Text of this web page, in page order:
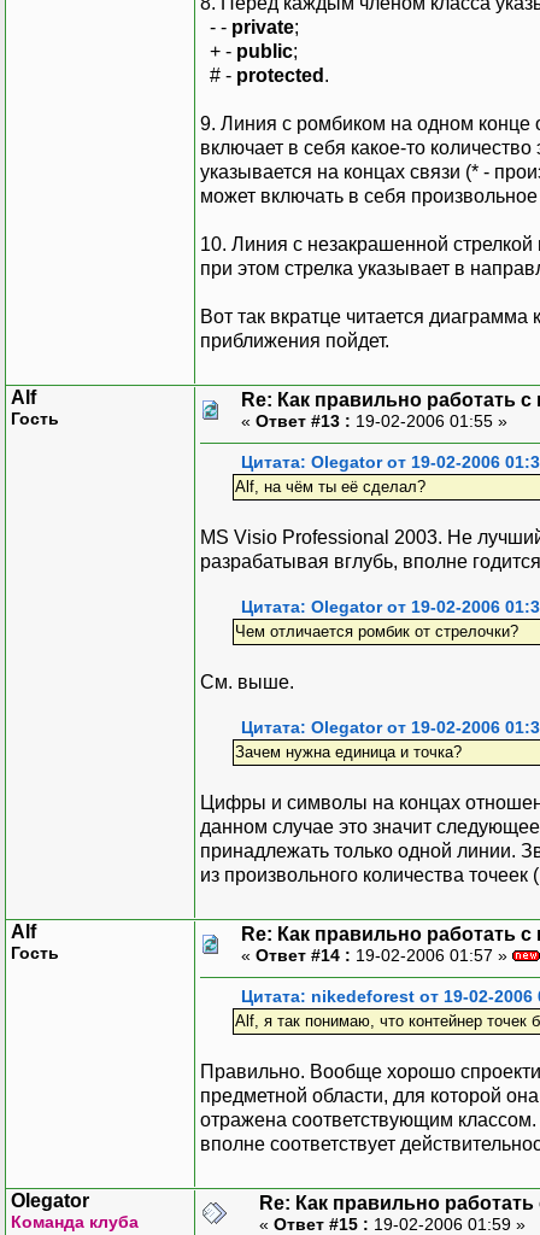
- - private;
+ - public;
# - protected .
9. Линия с ромбиком на одном конце
включает в себя какое-то
указывается на концах связи (* -
может включать в себя
10. Линия с незакрашенной
при этом стрелка указывает в
Вот так вкратце читается
приближения пойдет.
Alf
Гость
Re: Как правильно работать с
« Ответ #13 : 19-02-2006 01:55 »
Цитата: Olegator от 19-02-2006
Alf, на чём ты её сделал?
MS Visio Professional 2003. Не
разрабатывая вглубь, вполне
Цитата: Olegator от 19-02-2006
Чем отличается ромбик от стрелочки?
См. выше.
Цитата: Olegator от 19-02-2006
Зачем нужна единица и точка?
Цифры и символы на концах
данном случае это значит
принадлежать только одной линии.
из произвольного количества точеек
Alf
Гость
Re: Как правильно работать с
« Ответ #14 : 19-02-2006 01:57 »
Цитата: nikedeforest от 19-02-2006
Alf, я так понимаю, что контейнер точек
Правильно. Вообще хорошо
предметной области, для которой
отражена соответствующим
вполне соответствует
Olegator
Команда клуба
Re: Как правильно
« Ответ #15 : 19-02-2006 01:59 »